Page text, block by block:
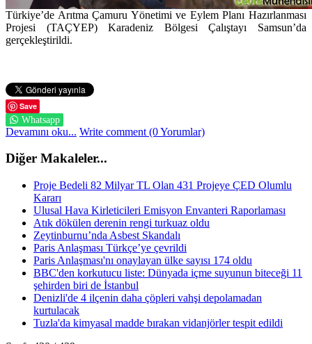
Türkiye’de Arıtma Çamuru Yönetimi ve Eylem Planı Hazırlanması
Projesi (TAÇYEP) Karadeniz Bölgesi Çalıştayı Samsun’da
gerçekleştirildi.
Save
Whatsapp
Devamını oku... Write comment (0 Yorumlar)
Diğer Makaleler...
Proje Bedeli 82 Milyar TL Olan 431 Projeye ÇED Olumlu
Kararı
Ulusal Hava Kirleticileri Emisyon Envanteri Raporlaması
Atık dökülen derenin rengi turkuaz oldu
Zeytinburnu’nda Asbest Skandalı
Paris Anlaşması Türkçe’ye çevrildi
Paris Anlaşması'nı onaylayan ülke sayısı 174 oldu
BBC'den korkutucu liste: Dünyada içme suyunun biteceği 11
şehirden biri de İstanbul
Denizli'de 4 ilçenin daha çöpleri vahşi depolamadan
kurtulacak
Tuzla'da kimyasal madde bırakan vidanjörler tespit edildi